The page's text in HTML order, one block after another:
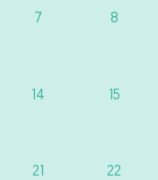
7 8
14 15
21 22